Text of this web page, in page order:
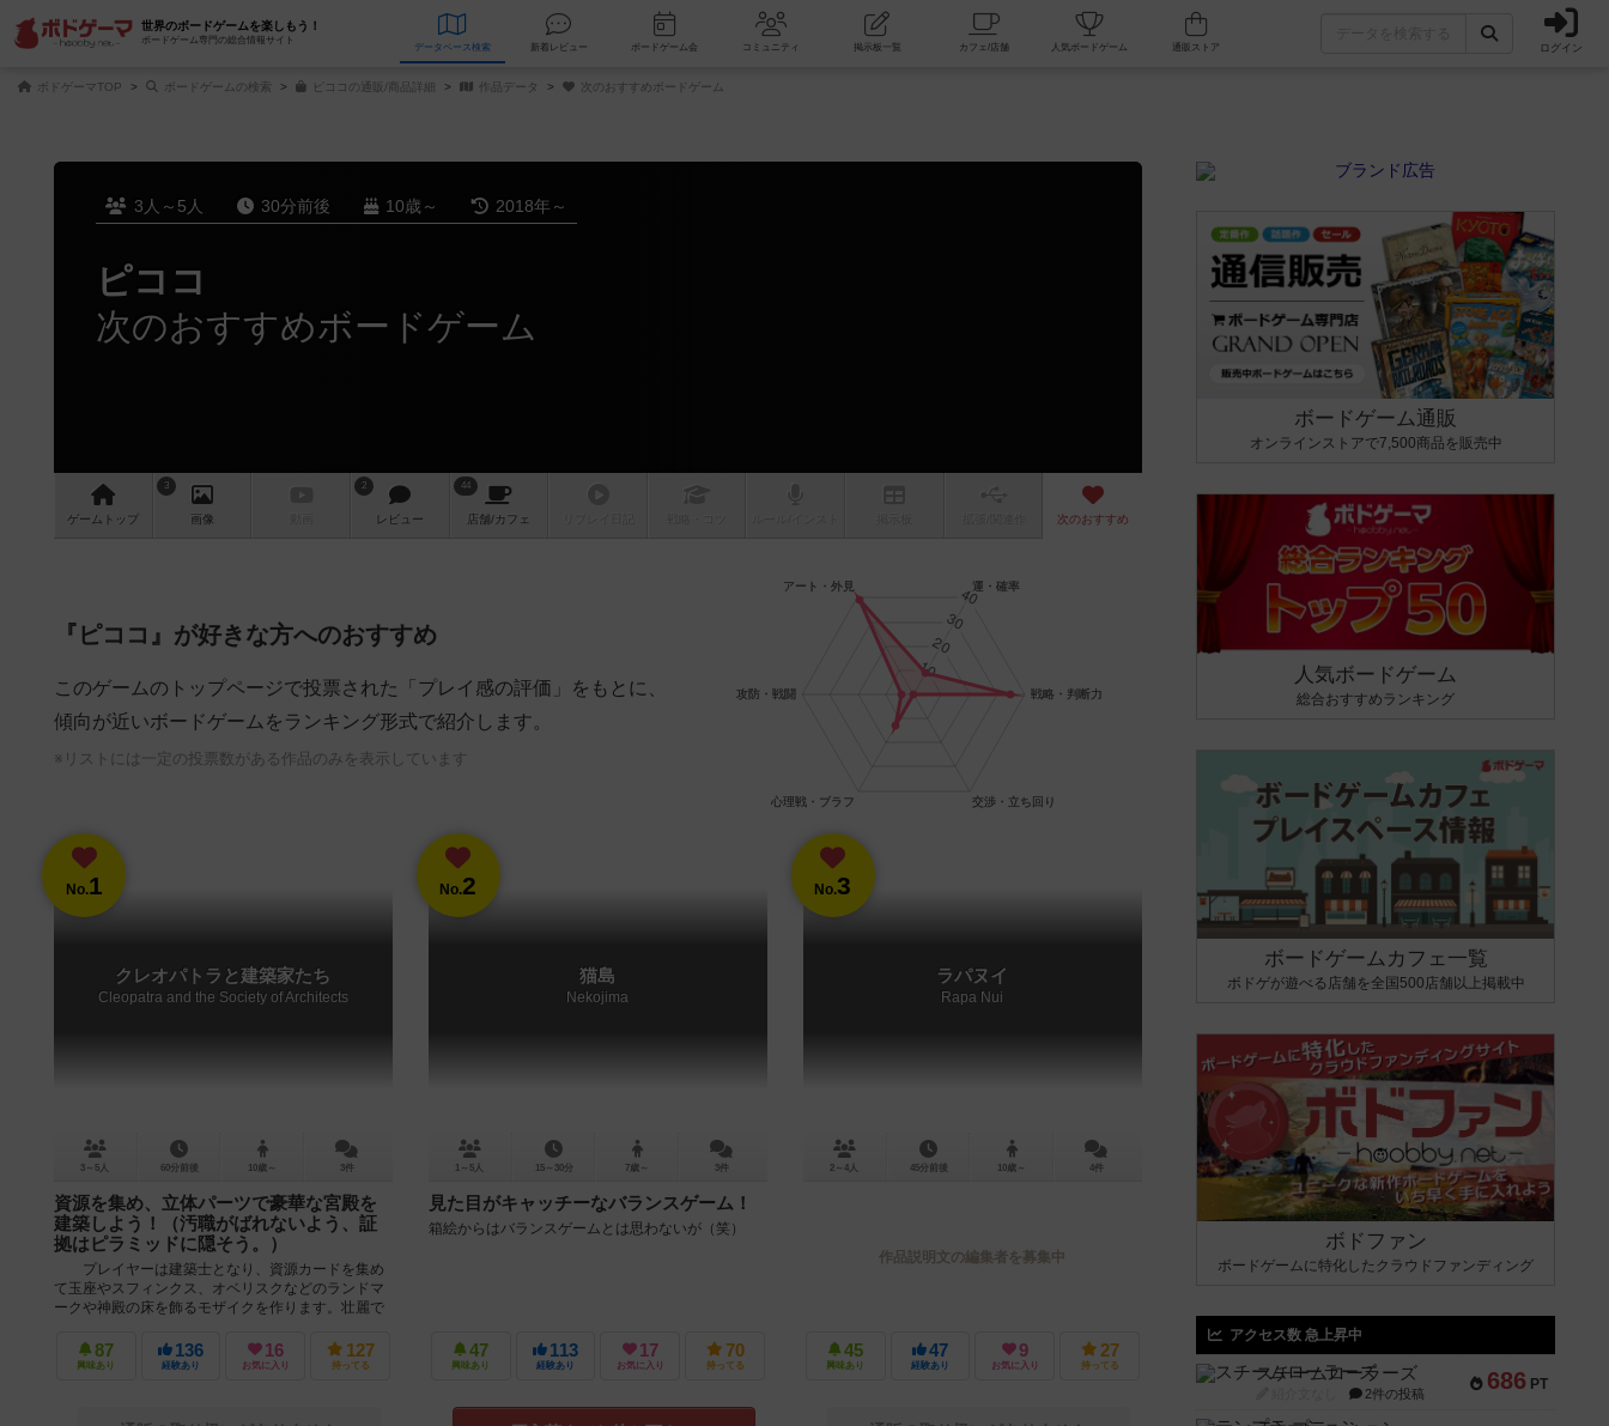
世界のボードゲームを楽しもう！
ボードゲーム専門の総合情報サイト
データベース 検索 新着レビュー ボードゲーム会 コミュニティ 掲示板一覧 カフェ/店舗 人気ボードゲーム ログイン
ボドゲーマTOP ボードゲームの検索 ピココの通販/商品詳細 作品データ 次のおすすめボードゲーム
3人～5人 30分前後 10歳～ 2018年～
ピココ
次のおすすめボードゲーム
ゲーム トップ
3
画像
2
レビュー
44
店舗/カフェ 次のおすすめ
『ピココ』が好きな方へのおすすめ
このゲームのトップページで投票された「プレイ感の評価」をもとに、
傾向が近いボードゲームをランキング形式で紹介します。
※リストには一定の投票数がある作品のみを表示しています
No.1
クレオパトラと建築家たち
Cleopatra and the Society of Architects
3～5人 60分前後 10歳～ 3件
資源を集め、立体パーツで豪華な宮殿を
建築しよう！（汚職がばれないよう、証
拠はピラミッドに隠そう。）
プレイヤーは建築士となり、資源カードを集め
て玉座やスフィンクス、オベリスクなどのランドマ
ークや神殿の床を飾るモザイクを作ります。壮麗で
87
興味あり
136
経験あり
16
お気に入り
127
持ってる
No.2
猫島
Nekojima
1～5人 15～30分 7歳～ 3件
見た目がキャッチーなバランスゲーム！
箱絵からはバランスゲームとは思わないが（笑）
47
興味あり
113
経験あり
17
お気に入り
70
持ってる
No.3
ラパヌイ
Rapa Nui
2～4人 45分前後 10歳～ 4件
作品説明文の編集者を募集中
45
興味あり
47
経験あり
9
お気に入り
27
持ってる
ボードゲーム通販
オンラインストアで7,500商品を販売中
人気ボードゲーム
総合おすすめランキング
ボードゲームカフェ一覧
ボドゲが遊べる店舗を全国500店舗以上掲載中
ボドファン
ボードゲームに特化したクラウドファンディング
アクセス数 急上昇中
686 PT
スチームローラーズ
2件の投稿